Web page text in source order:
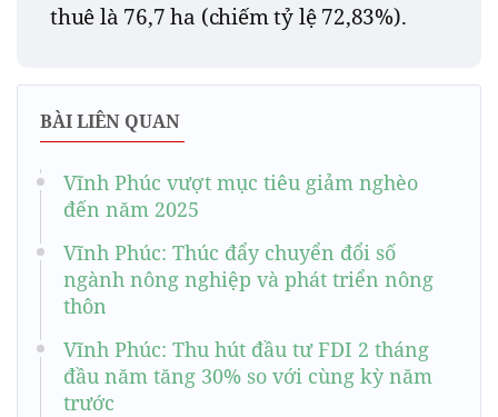
thuê là 76,7 ha (chiếm tỷ lệ 72,83%).
BÀI LIÊN QUAN
Vĩnh Phúc vượt mục tiêu giảm nghèo
đến năm 2025
Vĩnh Phúc: Thúc đẩy chuyển đổi số
ngành nông nghiệp và phát triển nông
thôn
Vĩnh Phúc: Thu hút đầu tư FDI 2 tháng
đầu năm tăng 30% so với cùng kỳ năm
trước